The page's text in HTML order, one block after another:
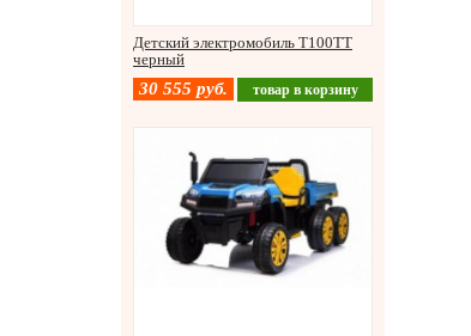
Детский электромобиль T100TT
черный
30 555 руб. товар в корзину